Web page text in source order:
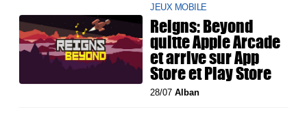
JEUX MOBILE
Reigns: Beyond
quitte Apple Arcade
et arrive sur App
Store et Play Store
28/07Alban